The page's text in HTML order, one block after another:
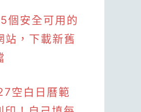
個安全可用的
站，下載新舊
空白日曆範